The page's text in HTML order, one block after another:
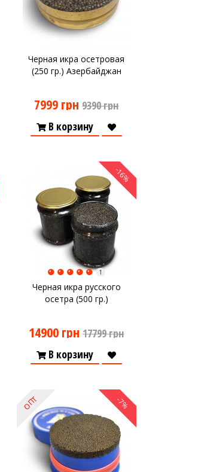
Черная икра осетровая
(250 гр.) Азербайджан
7999 грн 9390 грн
В корзину
-16%
Черная икра русского
осетра (500 гр.)
1
14900 грн 17799 грн
В корзину
-7%
ОПТ